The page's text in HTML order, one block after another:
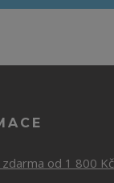
od 1 800 Kč